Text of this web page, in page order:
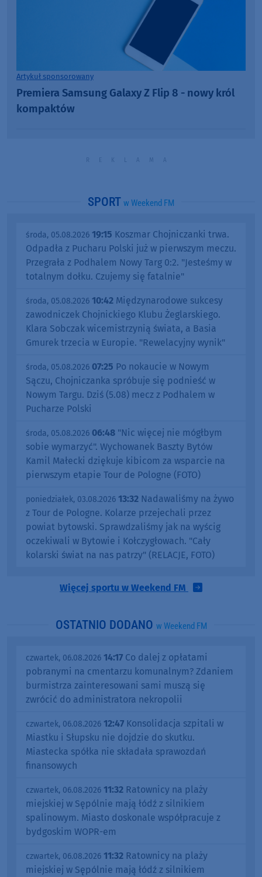
Artykuł sponsorowany
Premiera Samsung Galaxy Z Flip 8 - nowy król
kompaktów
SPORT w Weekend FM
środa, 05.08.2026 19:15 Koszmar Chojniczanki trwa.
Odpadła z Pucharu Polski już w pierwszym meczu.
Przegrała z Podhalem Nowy Targ 0:2. "Jesteśmy w
totalnym dołku. Czujemy się fatalnie"
środa, 05.08.2026 10:42 Międzynarodowe sukcesy
zawodniczek Chojnickiego Klubu Żeglarskiego.
Klara Sobczak wicemistrzynią świata, a Basia
Gmurek trzecia w Europie. "Rewelacyjny wynik"
środa, 05.08.2026 07:25 Po nokaucie w Nowym
Sączu, Chojniczanka spróbuje się podnieść w
Nowym Targu. Dziś (5.08) mecz z Podhalem w
Pucharze Polski
środa, 05.08.2026 06:48 "Nic więcej nie mógłbym
sobie wymarzyć". Wychowanek Baszty Bytów
Kamil Małecki dziękuje kibicom za wsparcie na
pierwszym etapie Tour de Pologne (FOTO)
poniedziałek, 03.08.2026 13:32 Nadawaliśmy na żywo
z Tour de Pologne. Kolarze przejechali przez
powiat bytowski. Sprawdzaliśmy jak na wyścig
oczekiwali w Bytowie i Kołczygłowach. "Cały
kolarski świat na nas patrzy" (RELACJE, FOTO)
Więcej sportu w Weekend FM
OSTATNIO DODANO w Weekend FM
czwartek, 06.08.2026 14:17 Co dalej z opłatami
pobranymi na cmentarzu komunalnym? Zdaniem
burmistrza zainteresowani sami muszą się
zwrócić do administratora nekropolii
czwartek, 06.08.2026 12:47 Konsolidacja szpitali w
Miastku i Słupsku nie dojdzie do skutku.
Miastecka spółka nie składała sprawozdań
finansowych
czwartek, 06.08.2026 11:32 Ratownicy na plaży
miejskiej w Sępólnie mają łódź z silnikiem
spalinowym. Miasto doskonale współpracuje z
bydgoskim WOPR-em
czwartek, 06.08.2026 11:32 Ratownicy na plaży
miejskiej w Sępólnie mają łódź z silnikiem